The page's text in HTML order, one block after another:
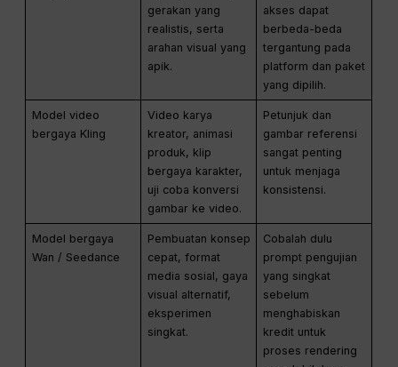
gerakan yang
realistis, serta
arahan visual yang
apik.
akses dapat
berbeda-beda
tergantung pada
platform dan paket
yang dipilih.
Model video
bergaya Kling
Video karya
kreator, animasi
produk, klip
bergaya karakter,
uji coba konversi
gambar ke video.
Petunjuk dan
gambar referensi
sangat penting
untuk menjaga
konsistensi.
Model bergaya
Wan / Seedance
Pembuatan konsep
cepat, format
media sosial, gaya
visual alternatif,
eksperimen
singkat.
Cobalah dulu
prompt pengujian
yang singkat
sebelum
menghabiskan
kredit untuk
proses rendering